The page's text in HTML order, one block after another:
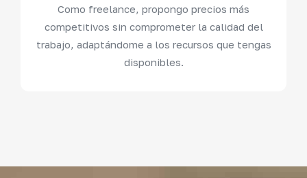
Como freelance, propongo precios más
competitivos sin comprometer la calidad del
trabajo, adaptándome a los recursos que tengas
disponibles.